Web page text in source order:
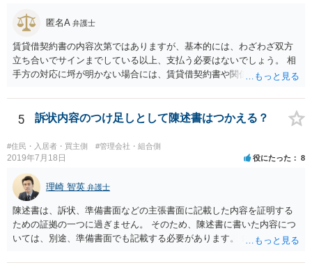
匿名A 弁護士
賃貸借契約書の内容次第ではありますが、基本的には、わざわざ双方
立ち合いでサインまでしている以上、支払う必要はないでしょう。 相
手方の対応に埒が明かない場合には、賃貸借契約書や関係資料を個別
す。
5 訴状内容のつけ足しとして陳述書はつかえる？
#住民・入居者・買主側 #管理会社・組合側
2019年7月18日 役にたった 8
理崎 智英 弁護士
陳述書は、訴状、準備書面などの主張書面に記載した内容を証明する
ための証拠の一つに過ぎません。 そのため、陳述書に書いた内容につ
いては、別途、準備書面でも記載する必要があります。 裁判所は弁論
合もありますが、 基本的には、主張書面で主張する必要があるという